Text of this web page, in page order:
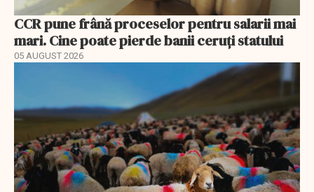
CCR pune frână proceselor pentru salarii mai
mari. Cine poate pierde banii ceruți statului
05 AUGUST 2026